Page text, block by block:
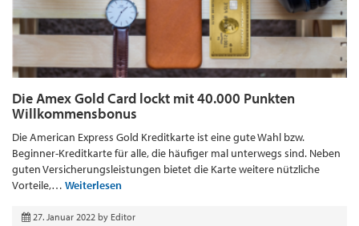
Die Amex Gold Card lockt mit 40.000 Punkten
Willkommensbonus
Die American Express Gold Kreditkarte ist eine gute Wahl bzw.
Beginner-Kreditkarte für alle, die häufiger mal unterwegs sind. Neben
guten Versicherungsleistungen bietet die Karte weitere nützliche
Vorteile,… Weiterlesen
27. Januar 2022 by Editor